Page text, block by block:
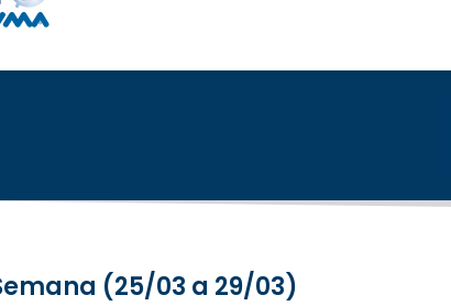
(25/03 a 29/03)